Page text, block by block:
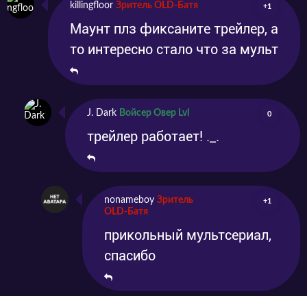
killingfloor Зритель OLD-Батя +1
Маунт плз фиксаните трейлер, а
то интересно стало что за мульт
J. Dark Войсер Овер Lvl 0
трейлер работает! ._.
nonameboy Зритель
OLD-Батя
+1
прикольный мультсериал,
спасибо